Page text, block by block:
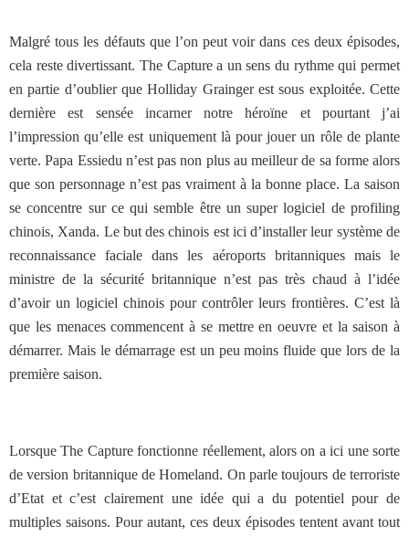
Malgré tous les défauts que l’on peut voir dans ces deux épisodes,
cela reste divertissant. The Capture a un sens du rythme qui permet
en partie d’oublier que Holliday Grainger est sous exploitée. Cette
dernière est sensée incarner notre héroïne et pourtant j’ai
l’impression qu’elle est uniquement là pour jouer un rôle de plante
verte. Papa Essiedu n’est pas non plus au meilleur de sa forme alors
que son personnage n’est pas vraiment à la bonne place. La saison
se concentre sur ce qui semble être un super logiciel de profiling
chinois, Xanda. Le but des chinois est ici d’installer leur système de
reconnaissance faciale dans les aéroports britanniques mais le
ministre de la sécurité britannique n’est pas très chaud à l’idée
d’avoir un logiciel chinois pour contrôler leurs frontières. C’est là
que les menaces commencent à se mettre en oeuvre et la saison à
démarrer. Mais le démarrage est un peu moins fluide que lors de la
première saison.
Lorsque The Capture fonctionne réellement, alors on a ici une sorte
de version britannique de Homeland. On parle toujours de terroriste
d’Etat et c’est clairement une idée qui a du potentiel pour de
multiples saisons. Pour autant, ces deux épisodes tentent avant tout